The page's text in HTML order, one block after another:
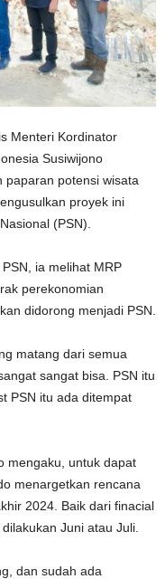
Menteri Kordinator
Susiwijono
paparan potensi wisata
proyek ini
(PSN).
ia melihat MRP
perekonomian
didorong menjadi PSN.
matang dari semua
sangat bisa. PSN itu
PSN itu ada ditempat
mengaku, untuk dapat
menargetkan rencana
2024. Baik dari finacial
Juni atau Juli.
dan sudah ada